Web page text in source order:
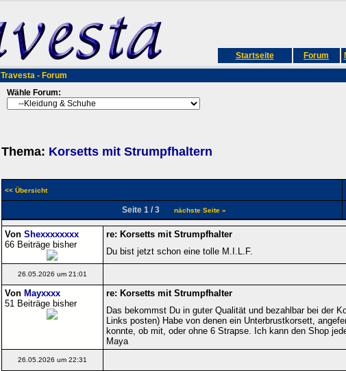
Startseite Forum
Travesta - Forum
Wähle Forum:
Thema: Korsetts mit Strumpfhaltern
<< Übersicht
Seite 1 / 3 nächste Seite »
Von Shexxxxxxxx
66 Beiträge bisher
re: Korsetts mit Strumpfhalter
Du bist jetzt schon eine tolle M.I.L.F.
26.05.2026 um 21:01
Von Mayxxxx
51 Beiträge bisher
re: Korsetts mit Strumpfhalter
Das bekommst Du in guter Qualität und bezahlbar bei der
Links posten) Habe von denen ein Unterbrustkorsett,
konnte, ob mit, oder ohne 6 Strapse. Ich kann den Shop
Maya
26.05.2026 um 22:31